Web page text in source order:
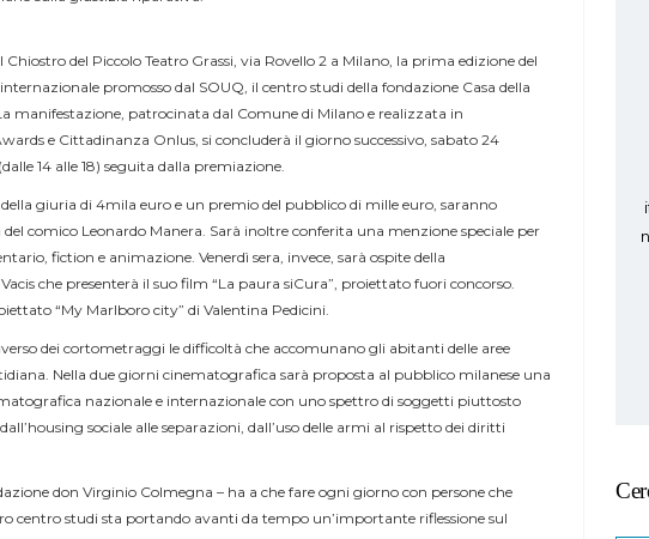
del Piccolo Teatro Grassi, via Rovello 2 a Milano, la prima edizione del
promosso dal SOUQ, il centro studi della fondazione Casa della
manifestazione, patrocinata dal Comune di Milano e realizzata in
e Cittadinanza Onlus, si concluderà il giorno successivo, sabato 24
14 alle 18) seguita dalla premiazione.
giuria di 4mila euro e un premio del pubblico di mille euro, saranno
comico Leonardo Manera. Sarà inoltre conferita una menzione speciale per
fiction e animazione. Venerdì sera, invece, sarà ospite della
che presenterà il suo film “La paura siCura”, proiettato fuori concorso.
“My Marlboro city” di Valentina Pedicini.
dei cortometraggi le difficoltà che accomunano gli abitanti delle aree
Nella due giorni cinematografica sarà proposta al pubblico milanese una
nazionale e internazionale con uno spettro di soggetti piuttosto
sociale alle separazioni, dall’uso delle armi al rispetto dei diritti
don Virginio Colmegna – ha a che fare ogni giorno con persone che
centro studi sta portando avanti da tempo un’importante riflessione sul